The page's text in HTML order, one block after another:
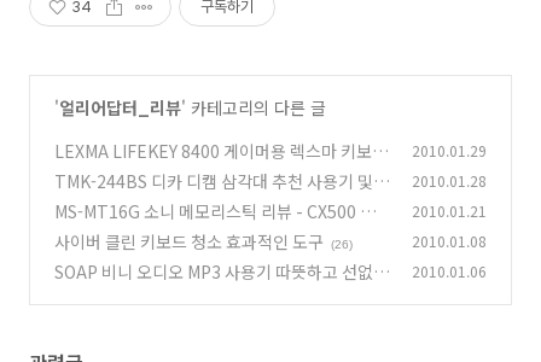
34 구독하기
'얼리어답터_리뷰' 카테고리의 다른 글
LEXMA LIFEKEY 8400 게이머용 렉스마 키보드
HARD 사용기
(15)
2010.01.29
TMK-244BS 디카 디캠 삼각대 추천 사용기 및
사진 동영상
(14)
2010.01.28
MS-MT16G 소니 메모리스틱 리뷰 - CX500 에
사용
(1)
2010.01.21
사이버 클린 키보드 청소 효과적인 도구 (26) 2010.01.08
SOAP 비니 오디오 MP3 사용기 따뜻하고 선없는
2010.01.06